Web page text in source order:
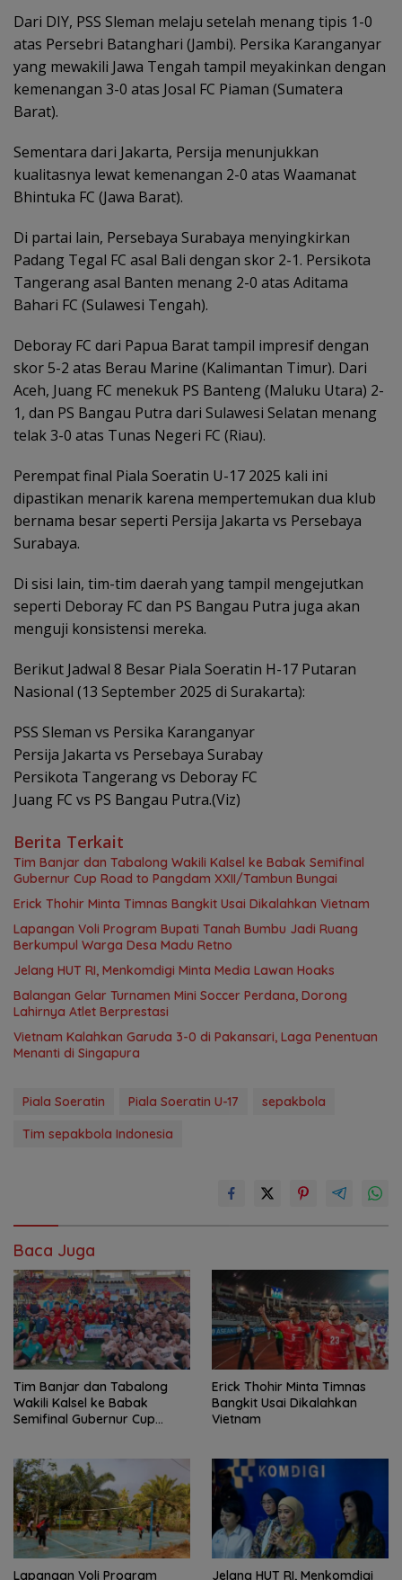
Dari DIY, PSS Sleman melaju setelah menang tipis 1-0
atas Persebri Batanghari (Jambi). Persika Karanganyar
yang mewakili Jawa Tengah tampil meyakinkan dengan
kemenangan 3-0 atas Josal FC Piaman (Sumatera
Barat).
Sementara dari Jakarta, Persija menunjukkan
kualitasnya lewat kemenangan 2-0 atas Waamanat
Bhintuka FC (Jawa Barat).
Di partai lain, Persebaya Surabaya menyingkirkan
Padang Tegal FC asal Bali dengan skor 2-1. Persikota
Tangerang asal Banten menang 2-0 atas Aditama
Bahari FC (Sulawesi Tengah).
Deboray FC dari Papua Barat tampil impresif dengan
skor 5-2 atas Berau Marine (Kalimantan Timur). Dari
Aceh, Juang FC menekuk PS Banteng (Maluku Utara) 2-
1, dan PS Bangau Putra dari Sulawesi Selatan menang
telak 3-0 atas Tunas Negeri FC (Riau).
Perempat final Piala Soeratin U-17 2025 kali ini
dipastikan menarik karena mempertemukan dua klub
bernama besar seperti Persija Jakarta vs Persebaya
Surabaya.
Di sisi lain, tim-tim daerah yang tampil mengejutkan
seperti Deboray FC dan PS Bangau Putra juga akan
menguji konsistensi mereka.
Berikut Jadwal 8 Besar Piala Soeratin H-17 Putaran
Nasional (13 September 2025 di Surakarta):
PSS Sleman vs Persika Karanganyar
Persija Jakarta vs Persebaya Surabay
Persikota Tangerang vs Deboray FC
Juang FC vs PS Bangau Putra.(Viz)
Berita Terkait
Tim Banjar dan Tabalong Wakili Kalsel ke Babak Semifinal
Gubernur Cup Road to Pangdam XXII/Tambun Bungai
Erick Thohir Minta Timnas Bangkit Usai Dikalahkan Vietnam
Lapangan Voli Program Bupati Tanah Bumbu Jadi Ruang
Berkumpul Warga Desa Madu Retno
Jelang HUT RI, Menkomdigi Minta Media Lawan Hoaks
Balangan Gelar Turnamen Mini Soccer Perdana, Dorong
Lahirnya Atlet Berprestasi
Vietnam Kalahkan Garuda 3-0 di Pakansari, Laga Penentuan
Menanti di Singapura
Piala Soeratin Piala Soeratin U-17
sepakbola
Tim sepakbola Indonesia
Baca Juga
Tim Banjar dan Tabalong
Wakili Kalsel ke Babak
Semifinal Gubernur Cup
Erick Thohir Minta Timnas
Bangkit Usai Dikalahkan
Vietnam
Lapangan Voli Program Jelang HUT RI, Menkomdigi